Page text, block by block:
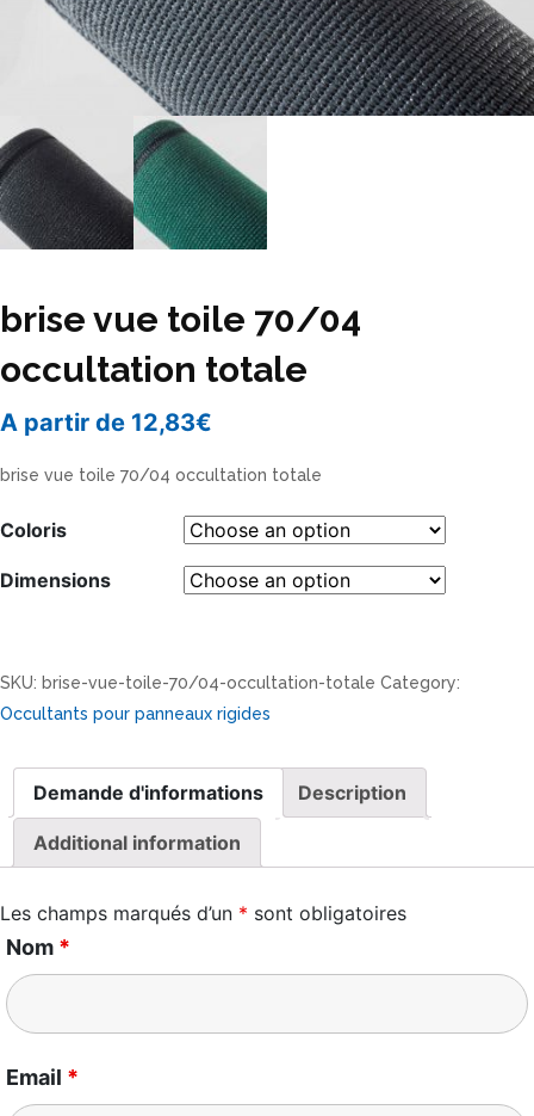
brise vue toile 70/04
occultation totale
A partir de 12,83€
brise vue toile 70/04 occultation totale
Coloris
Dimensions
SKU: brise-vue-toile-70/04-occultation-totale Category:
Occultants pour panneaux rigides
Demande d'informations Description
Additional information
Les champs marqués d’un * sont obligatoires
Nom *
Email *